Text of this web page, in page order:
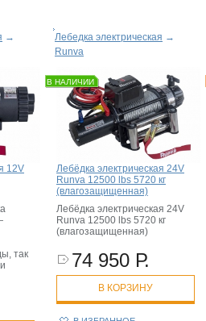
→
12V
так
Лебедка электрическая →
Runva
В НАЛИЧИИ
Лебёдка электрическая 24V
Runva 12500 lbs 5720 кг
(влагозащищенная)
Лебёдка электрическая 24V
Runva 12500 lbs 5720 кг
(влагозащищенная)
74 950 Р.
В КОРЗИНУ